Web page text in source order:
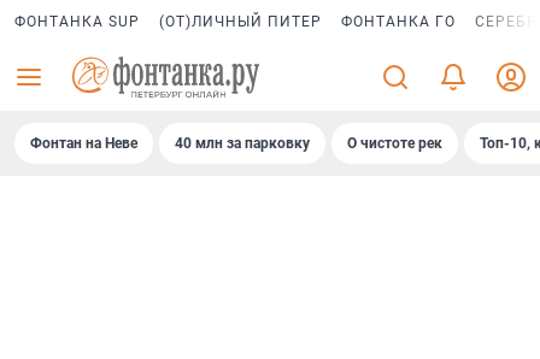
ФОНТАНКА SUP (ОТ)ЛИЧНЫЙ ПИТЕР ФОНТАНКА ГО
Фонтан на Неве 40 млн за парковку О чистоте рек Топ-10,